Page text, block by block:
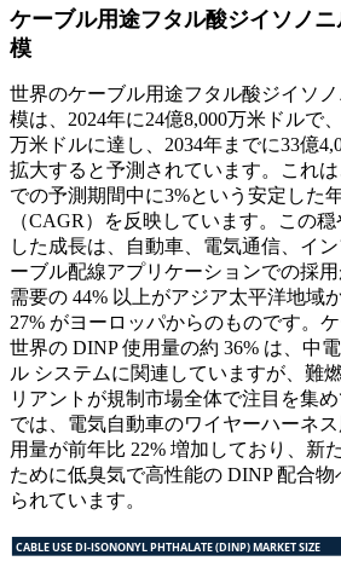
ケーブル用途フタル酸ジイソノ
模
世界のケーブル用途フタル酸ジイソ
模は、2024年に24億8,000万米ドルで
万米ドルに達し、2034年までに33億
拡大すると予測されています。これは
での予測期間中に3%という安定した
（CAGR）を反映しています。この
した成長は、自動車、電気通信、イ
ーブル配線アプリケーションでの採
需要の 44% 以上がアジア太平洋地域
27% がヨーロッパからのものです。
世界の DINP 使用量の約 36% は、中
ル システムに関連していますが、難
リアントが規制市場全体で注目を集
では、電気自動車のワイヤーハーネ
用量が前年比 22% 増加しており、新
ために低臭気で高性能の DINP 配合物
られています。